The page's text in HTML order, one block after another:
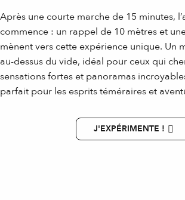
Après une courte marche de 15 minutes,
commence : un rappel de 10 mètres et
mènent vers cette expérience unique. Un
au-dessus du vide, idéal pour ceux qui
sensations fortes et panoramas
parfait pour les esprits téméraires et
J'EXPÉRIMENTE !